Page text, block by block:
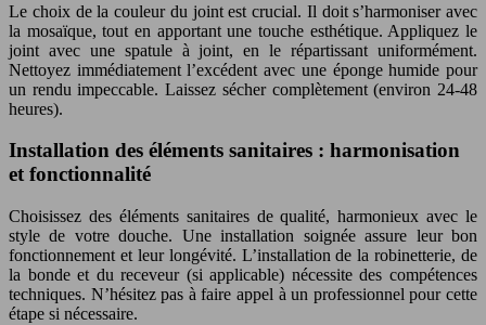
Le choix de la couleur du joint est crucial. Il doit s’harmoniser avec
la mosaïque, tout en apportant une touche esthétique. Appliquez le
joint avec une spatule à joint, en le répartissant uniformément.
Nettoyez immédiatement l’excédent avec une éponge humide pour
un rendu impeccable. Laissez sécher complètement (environ 24-48
heures).
Installation des éléments sanitaires : harmonisation
et fonctionnalité
Choisissez des éléments sanitaires de qualité, harmonieux avec le
style de votre douche. Une installation soignée assure leur bon
fonctionnement et leur longévité. L’installation de la robinetterie, de
la bonde et du receveur (si applicable) nécessite des compétences
techniques. N’hésitez pas à faire appel à un professionnel pour cette
étape si nécessaire.